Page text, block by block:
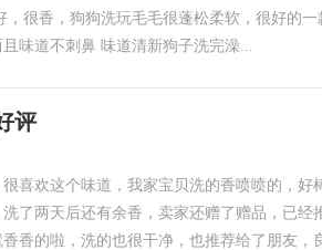
很香，狗狗洗玩毛毛很蓬松柔软，很好的
味道不刺鼻 味道清新狗子洗完澡...
评
喜欢这个味道，我家宝贝洗的香喷喷的，好
了两天后还有余香，卖家还赠了赠品，已
香的啦，洗的也很干净，也推荐给了朋友